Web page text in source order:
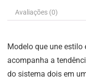
Avaliações (0)
Modelo que une
acompanha a
do sistema dois em